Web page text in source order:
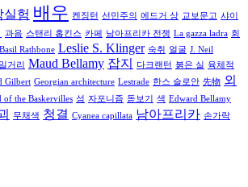
실험 배우 켄징턴 선민주의 에드거 상 교보문고 샤이
과음 스탠리 홉킨스 카페 남아프리카 전쟁 La gazza ladra 회
Basil Rathbone Leslie S. Klinger 숙취 얼굴 J. Neil
일거리 Maud Bellamy 잡지 다크랜턴 붉은 실 육체적
Gilbert Georgian architecture Lestrade 한스 슬로안 先物 외
of the Baskervilles 섬 자포니즘 돋보기 색 Edward Bellamy
무채색 청결 Cyanea capillata 남아프리카 손가락